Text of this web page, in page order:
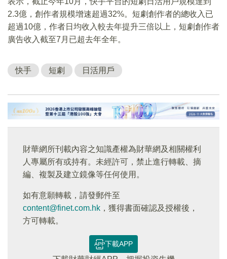
2.3億，創作者規模增速超過32%。短劇創作者的總收入已
超過10億，作者日均收入較去年提升三倍以上，短劇創作者
廣告收入截至7月已超去年全年。
快手 短劇 日活用戶
財華網所刊載內容之知識產權為財華網及相關權利
人專屬所有或持有。未經許可，禁止進行轉載、摘
編、複製及建立鏡像等任何使用。
如有意願轉載，請發郵件至
content@finet.com.hk ，獲得書面確認及授權後，
方可轉載。
下載APP